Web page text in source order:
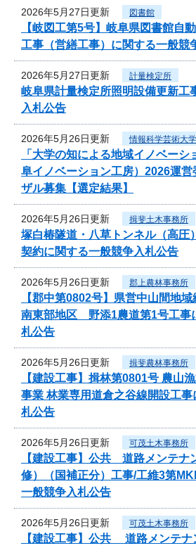
2026年5月27日更新 図書館
【岐図工第5号】岐阜県図書館自
工事（営繕工事）に関する一般競
2026年5月27日更新 計量検定所
岐阜県計量検定所照明設備更新工
入札公告
2026年5月26日更新 情報科学芸術大
「大学の知による地域イノベー
阜イノベーション工房）2026運
ザル募集【選定結果】
2026年5月26日更新 揖斐土木事務所
塚白椿隧道・八草トンネル（高圧
契約に関する一般競争入札公告
2026年5月26日更新 郡上農林事務所
【郡中第0802号】県営中山間地
南東部地区 野添1農道第1号工事
札公告
2026年5月26日更新 揖斐農林事務所
【建設工事】揖林第0801号 農山
事業 林業専用道倉之谷線開設工事
札公告
2026年5月26日更新 可茂土木事務所
【建設工事】公共 道路メンテナ
修）（国補正分）工事/工維3第
一般競争入札公告
2026年5月26日更新 可茂土木事務所
【建設工事】公共 道路メンテナ